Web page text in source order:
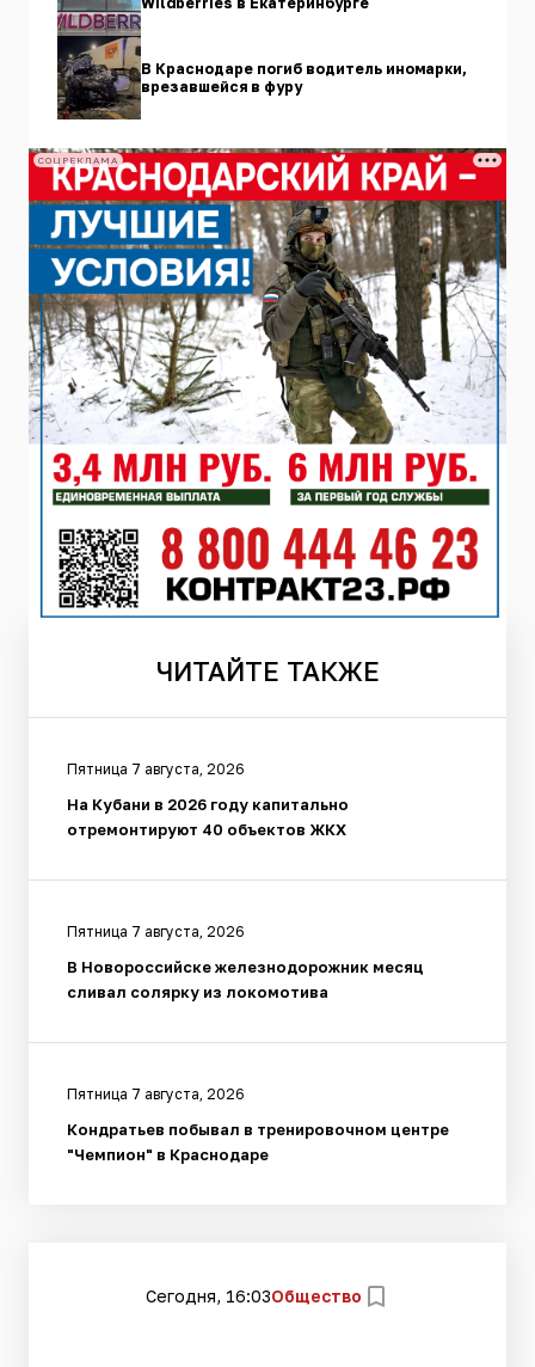
В Краснодаре погиб водитель иномарки,
врезавшейся в фуру
СОЦРЕКЛАМА
ЧИТАЙТЕ ТАКЖЕ
Пятница 7 августа, 2026
На Кубани в 2026 году капитально
отремонтируют 40 объектов ЖКХ
Пятница 7 августа, 2026
В Новороссийске железнодорожник месяц
сливал солярку из локомотива
Пятница 7 августа, 2026
Кондратьев побывал в тренировочном центре
"Чемпион" в Краснодаре
Сегодня, 16:03Общество